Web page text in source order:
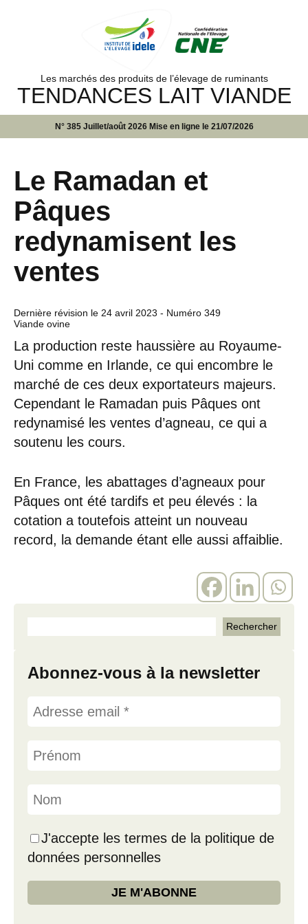
Les marchés des produits de l’élevage de ruminants
TENDANCES LAIT VIANDE
N° 385 Juillet/août 2026 Mise en ligne le 21/07/2026
Le Ramadan et
Pâques
redynamisent les
ventes
Dernière révision le 24 avril 2023 - Numéro 349
Viande ovine
La production reste haussière au Royaume-
Uni comme en Irlande, ce qui encombre le
marché de ces deux exportateurs majeurs.
Cependant le Ramadan puis Pâques ont
redynamisé les ventes d’agneau, ce qui a
soutenu les cours.
En France, les abattages d’agneaux pour
Pâques ont été tardifs et peu élevés : la
cotation a toutefois atteint un nouveau
record, la demande étant elle aussi affaiblie.
Abonnez-vous à la newsletter
J'accepte les termes de la politique de
données personnelles